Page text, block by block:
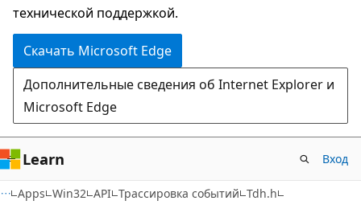
технической поддержкой.
Скачать Microsoft Edge
Дополнительные сведения об Internet Explorer и
Microsoft Edge
Learn Вход
Apps Win32 API Трассировка событий Tdh.h